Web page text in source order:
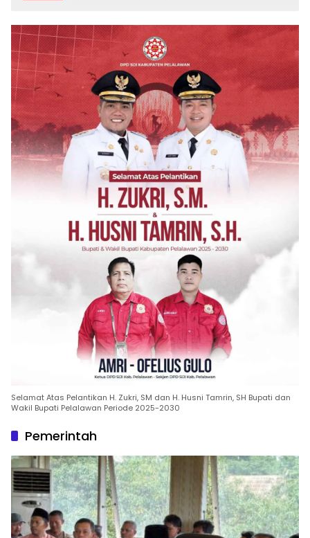
Selamat Atas Pelantikan H. Zukri, SM dan H. Husni Tamrin, SH Bupati dan
Wakil Bupati Pelalawan Periode 2025-2030
Pemerintah